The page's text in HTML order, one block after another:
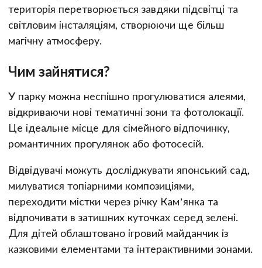
територія перетворюється завдяки підсвітці та
світловим інсталяціям, створюючи ще більш
магічну атмосферу.
Чим зайнятися?
У парку можна неспішно прогулюватися алеями,
відкриваючи нові тематичні зони та фотолокації.
Це ідеальне місце для сімейного відпочинку,
романтичних прогулянок або фотосесій.
Відвідувачі можуть досліджувати японський сад,
милуватися топіарними композиціями,
переходити містки через річку Кам’янка та
відпочивати в затишних куточках серед зелені.
Для дітей облаштовано ігровий майданчик із
казковими елементами та інтерактивними зонами.